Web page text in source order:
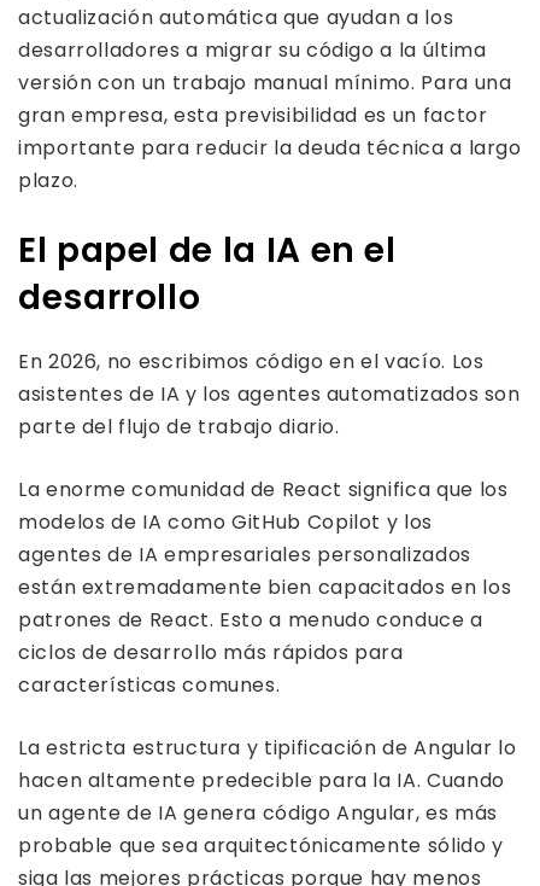
actualización automática que ayudan a los
desarrolladores a migrar su código a la última
versión con un trabajo manual mínimo. Para una
gran empresa, esta previsibilidad es un factor
importante para reducir la deuda técnica a largo
plazo.
El papel de la IA en el
desarrollo
En 2026, no escribimos código en el vacío. Los
asistentes de IA y los agentes automatizados son
parte del flujo de trabajo diario.
La enorme comunidad de React significa que los
modelos de IA como GitHub Copilot y los
agentes de IA empresariales personalizados
están extremadamente bien capacitados en los
patrones de React. Esto a menudo conduce a
ciclos de desarrollo más rápidos para
características comunes.
La estricta estructura y tipificación de Angular lo
hacen altamente predecible para la IA. Cuando
un agente de IA genera código Angular, es más
probable que sea arquitectónicamente sólido y
siga las mejores prácticas porque hay menos